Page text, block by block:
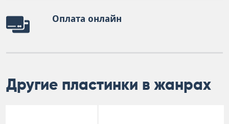
Оплата онлайн
Другие пластинки в жанрах